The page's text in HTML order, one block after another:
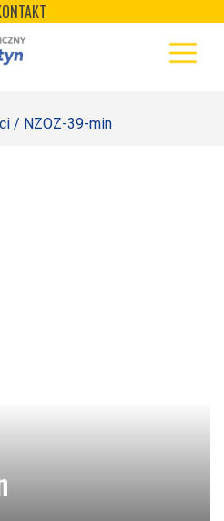
×
/ NZOZ-39-min